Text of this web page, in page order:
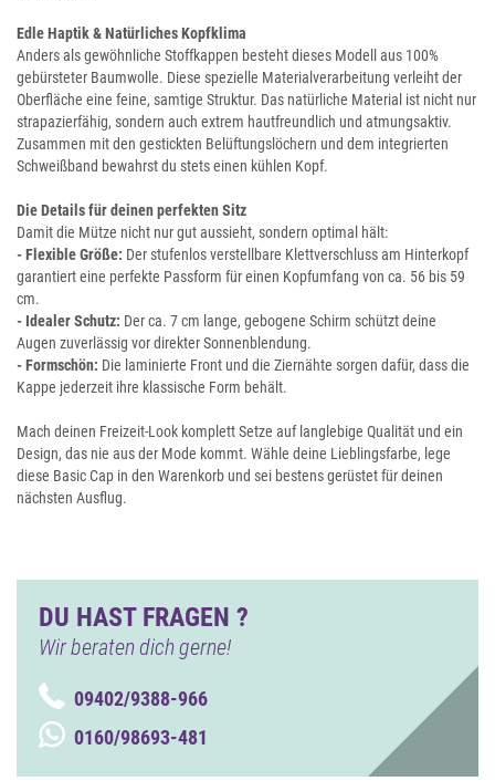
Edle Haptik & Natürliches Kopfklima
Anders als gewöhnliche Stoffkappen besteht dieses Modell aus 100%
gebürsteter Baumwolle. Diese spezielle Materialverarbeitung verleiht der
Oberfläche eine feine, samtige Struktur. Das natürliche Material ist nicht nur
strapazierfähig, sondern auch extrem hautfreundlich und atmungsaktiv.
Zusammen mit den gestickten Belüftungslöchern und dem integrierten
Schweißband bewahrst du stets einen kühlen Kopf.
Die Details für deinen perfekten Sitz
Damit die Mütze nicht nur gut aussieht, sondern optimal hält:
- Flexible Größe: Der stufenlos verstellbare Klettverschluss am Hinterkopf
garantiert eine perfekte Passform für einen Kopfumfang von ca. 56 bis 59
cm.
- Idealer Schutz: Der ca. 7 cm lange, gebogene Schirm schützt deine
Augen zuverlässig vor direkter Sonnenblendung.
- Formschön: Die laminierte Front und die Ziernähte sorgen dafür, dass die
Kappe jederzeit ihre klassische Form behält.
Mach deinen Freizeit-Look komplett Setze auf langlebige Qualität und ein
Design, das nie aus der Mode kommt. Wähle deine Lieblingsfarbe, lege
diese Basic Cap in den Warenkorb und sei bestens gerüstet für deinen
nächsten Ausflug.
DU HAST FRAGEN ?
Wir beraten dich gerne!
09402/9388-966
0160/98693-481